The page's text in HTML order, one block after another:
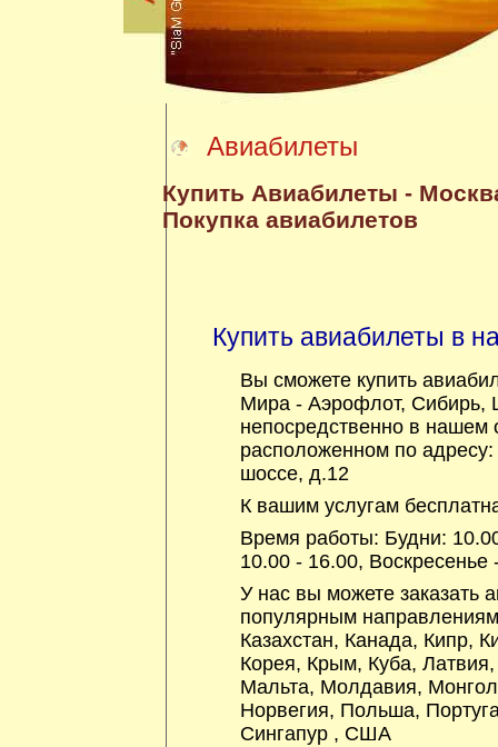
Авиабилеты
Купить Авиабилеты -
Покупка авиабилетов
Купить авиабилеты в
Вы сможете купить
Мира - Аэрофлот, Сибирь,
непосредственно в нашем
расположенном по
шоссе, д.12
К вашим услугам
Время работы: Будни:
10.00 - 16.00, Воскресенье
У нас вы можете заказать
популярным
Казахстан, Канада, Кипр,
Корея, Крым, Куба, Латвия
Мальта, Молдавия,
Норвегия, Польша,
Сингапур , США